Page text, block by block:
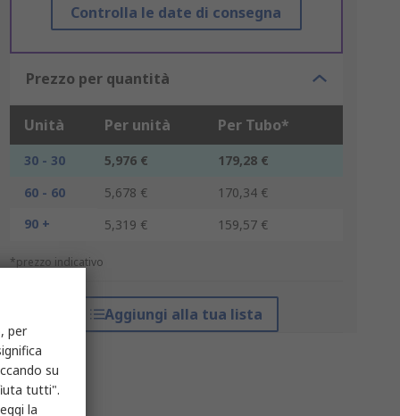
Controlla le date di consegna
Prezzo per quantità
Unità Per unità Per Tubo*
30 - 30 5,976 €
179,28 €
60 - 60
5,678 €
170,34 €
90 +
5,319 € 159,57 €
*prezzo indicativo
Aggiungi alla tua lista
per
su
tutti".
la